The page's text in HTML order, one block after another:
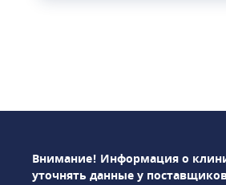
Внимание! Информация о
уточнять данные у